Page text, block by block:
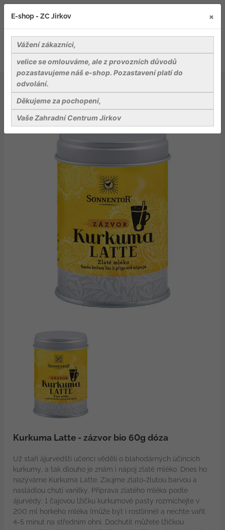
Delikatesy
Kurkuma Latte - zázvor bio 60g dóza
Kurkuma Latte - zázvor bio 60g dóza
Už staří ájurvédští učenci věděli o blahodárných účincích
kurkumy, a tak dlouho je znám i nápoj zlaté mléko. Dnes ho
nazýváme Kurkuma Latte. Zaujme zlato-žlutou barvou a
nasládlou chutí vanilky. Příprava zlatého mléka podle
ájurvédy: 1 čajovou lžičku kurkumové pasty rozmíchejte v
200 ml horkého mléka (může být i rostlinné) a nechte vařit
4-5 minut na středním ohni. Dochutit můžete lžičkou
E-shop - ZC Jirkov ×
Vážení zákazníci,
velice se omlouváme, ale z provozních důvodů
pozastavujeme náš e-shop. Pozastavení platí do
odvolání.
Děkujeme za pochopení,
Vaše Zahradní Centrum Jirkov